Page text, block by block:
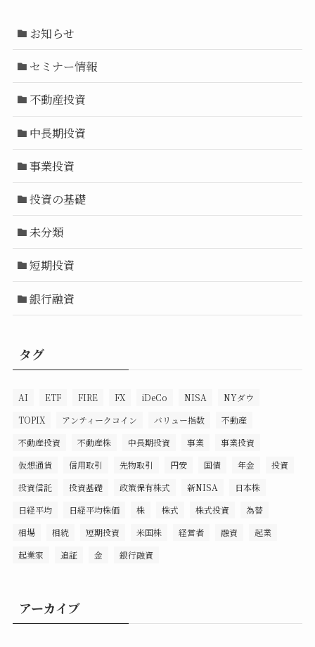
お知らせ
セミナー情報
不動産投資
中長期投資
事業投資
投資の基礎
未分類
短期投資
銀行融資
タグ
AI ETF FIRE FX iDeCo NISA
NYダウ
TOPIX
アンティークコイン バリュー指数
不動産
不動産投資
不動産株 中長期投資 事業
事業投資
仮想通貨
信用取引 先物取引 円安 国債 年金
投資
投資信託
投資基礎 政策保有株式 新NISA
日本株
日経平均
日経平均株価 株 株式 株式投資
為替
相場
相続 短期投資 米国株 経営者 融資
起業
起業家
追証 金 銀行融資
アーカイブ